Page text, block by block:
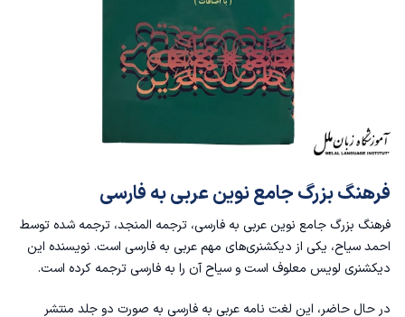
فرهنگ بزرگ جامع نوین عربی به فارسی
فرهنگ بزرگ جامع نوین عربی به فارسی، ترجمه‌ المنجد، ترجمه ‌شده توسط
احمد سیاح، یکی از دیکشنری‌های مهم عربی به فارسی است. نویسنده‌ این
دیکشنری لویس معلوف است و سیاح آن را به فارسی ترجمه کرده است.
در حال حاضر، این لغت ‌نامه عربی به فارسی به صورت دو جلد منتشر